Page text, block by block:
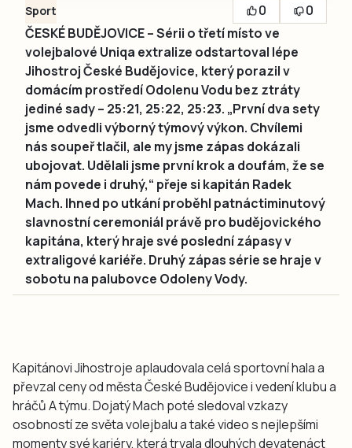
Sport 0
0
ČESKÉ BUDĚJOVICE – Sérii o třetí místo ve
volejbalové Uniqa extralize odstartoval lépe
Jihostroj České Budějovice, který porazil v
domácím prostředí Odolenu Vodu bez ztráty
jediné sady – 25:21, 25:22, 25:23. „První dva sety
jsme odvedli výborný týmový výkon. Chvílemi
nás soupeř tlačil, ale my jsme zápas dokázali
ubojovat. Udělali jsme první krok a doufám, že se
nám povede i druhý,“ přeje si kapitán Radek
Mach. Ihned po utkání proběhl patnáctiminutový
slavnostní ceremoniál právě pro budějovického
kapitána, který hraje své poslední zápasy v
extraligové kariéře. Druhý zápas série se hraje v
sobotu na palubovce Odoleny Vody.
Kapitánovi Jihostroje aplaudovala celá sportovní hala a
převzal ceny od města České Budějovice i vedení klubu a
hráčů A týmu. Dojatý Mach poté sledoval vzkazy
osobností ze světa volejbalu a také video s nejlepšími
momenty své kariéry, která trvala dlouhých devatenáct